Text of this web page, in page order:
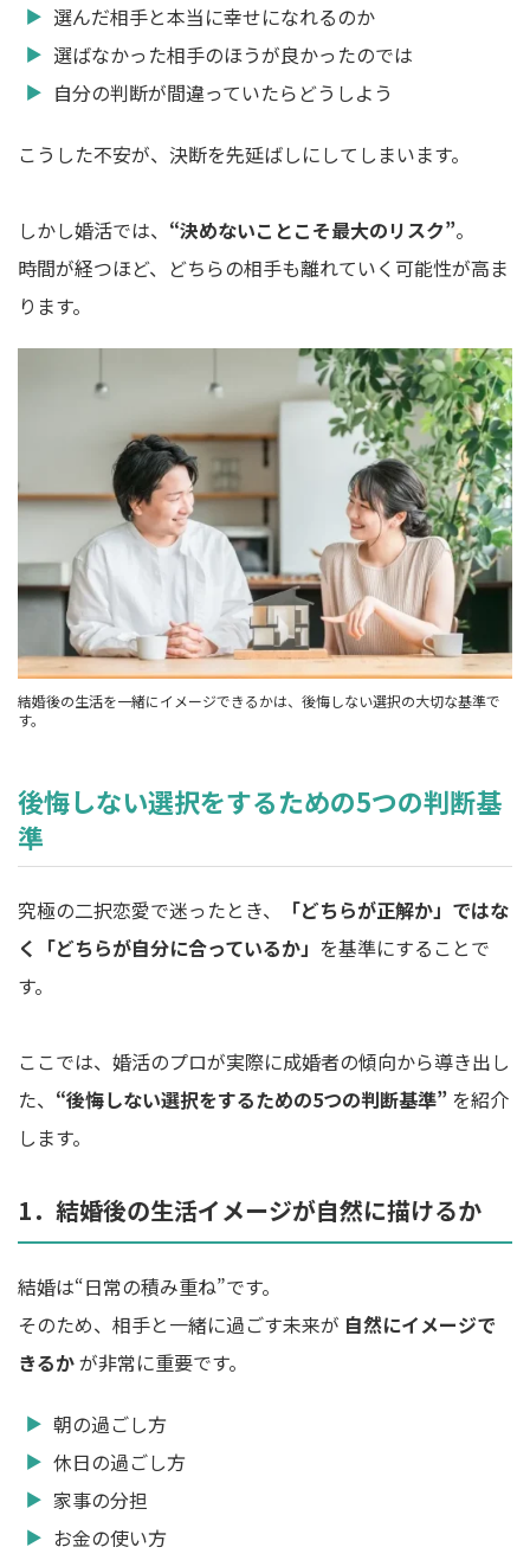
選んだ相手と本当に幸せになれるのか
選ばなかった相手のほうが良かったのでは
自分の判断が間違っていたらどうしよう
こうした不安が、決断を先延ばしにしてしまいます。
しかし婚活では、 “決めないことこそ最大のリスク”。
時間が経つほど、どちらの相手も離れていく可能性が高ま
ります。
結婚後の生活を一緒にイメージできるかは、後悔しない選択の大切な基準で
す。
後悔しない選択をするための5つの判断基
準
究極の二択恋愛で迷ったとき、
「どちらが正解か」ではな
く「どちらが自分に合っているか」 を基準にすることで
す。
ここでは、婚活のプロが実際に成婚者の傾向から導き出し
た、 “後悔しない選択をするための5つの判断基準” を紹介
します。
1．結婚後の生活イメージが自然に描けるか
結婚は“日常の積み重ね”です。
そのため、相手と一緒に過ごす未来が 自然にイメージで
きるかが非常に重要です。
朝の過ごし方
休日の過ごし方
家事の分担
お金の使い方